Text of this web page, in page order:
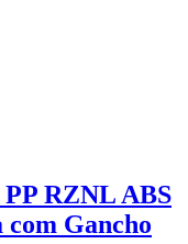
RZNL ABS
com Gancho